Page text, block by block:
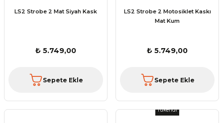
LS2 Strobe 2 Mat Siyah Kask
₺ 5.749,00
Sepete Ekle
LS2 Strobe 2 Motosiklet Kaskı
Mat Kum
₺ 5.749,00
Sepete Ekle
Tükendi